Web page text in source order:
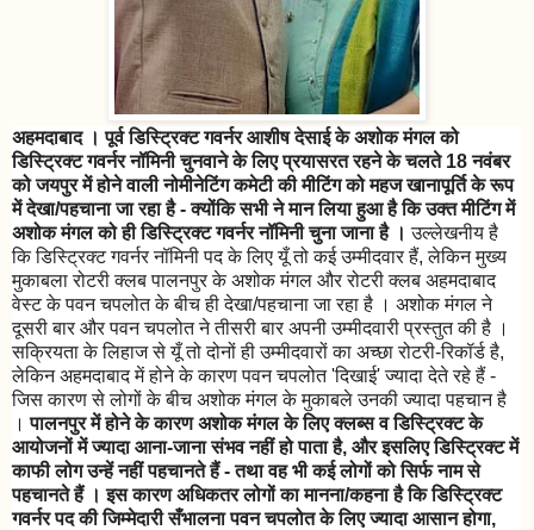
अहमदाबाद । पूर्व डिस्ट्रिक्ट गवर्नर आशीष देसाई के अशोक मंगल को
डिस्ट्रिक्ट गवर्नर नॉमिनी चुनवाने के लिए प्रयासरत रहने के चलते 18 नवंबर
को जयपुर में होने वाली नोमीनेटिंग कमेटी की मीटिंग को महज खानापूर्ति के रूप
में देखा/पहचाना जा रहा है - क्योंकि सभी ने मान लिया हुआ है कि उक्त मीटिंग में
अशोक मंगल को ही डिस्ट्रिक्ट गवर्नर नॉमिनी चुना जाना है । उल्लेखनीय है
कि डिस्ट्रिक्ट गवर्नर नॉमिनी पद के लिए यूँ तो कई उम्मीदवार हैं, लेकिन मुख्य
मुकाबला रोटरी क्लब पालनपुर के अशोक मंगल और रोटरी क्लब अहमदाबाद
वेस्ट के पवन चपलोत के बीच ही देखा/पहचाना जा रहा है । अशोक मंगल ने
दूसरी बार और पवन चपलोत ने तीसरी बार अपनी उम्मीदवारी प्रस्तुत की है ।
सक्रियता के लिहाज से यूँ तो दोनों ही उम्मीदवारों का अच्छा रोटरी-रिकॉर्ड है,
लेकिन अहमदाबाद में होने के कारण पवन चपलोत 'दिखाई' ज्यादा देते रहे हैं -
जिस कारण से लोगों के बीच अशोक मंगल के मुकाबले उनकी ज्यादा पहचान है
।पालनपुर में होने के कारण अशोक मंगल के लिए क्लब्स व डिस्ट्रिक्ट के
आयोजनों में ज्यादा आना-जाना संभव नहीं हो पाता है, और इसलिए डिस्ट्रिक्ट में
काफी लोग उन्हें नहीं पहचानते हैं - तथा वह भी कई लोगों को सिर्फ नाम से
पहचानते हैं । इस कारण अधिकतर लोगों का मानना/कहना है कि डिस्ट्रिक्ट
गवर्नर पद की जिम्मेदारी सँभालना पवन चपलोत के लिए ज्यादा आसान होगा,